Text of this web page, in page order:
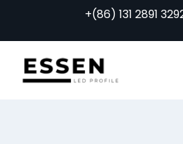
+(86) 131 2891